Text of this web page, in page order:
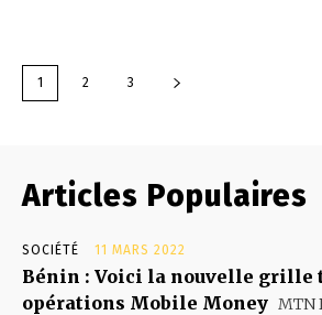
1 2 3
Articles Populaires
SOCIÉTÉ 11 MARS 2022
Bénin : Voici la nouvelle grille
opérations Mobile Money MTN